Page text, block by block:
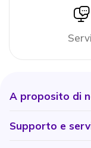
A proposito di
Supporto e